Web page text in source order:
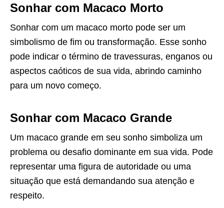
Sonhar com Macaco Morto
Sonhar com um macaco morto pode ser um
simbolismo de fim ou transformação. Esse sonho
pode indicar o término de travessuras, enganos ou
aspectos caóticos de sua vida, abrindo caminho
para um novo começo.
Sonhar com Macaco Grande
Um macaco grande em seu sonho simboliza um
problema ou desafio dominante em sua vida. Pode
representar uma figura de autoridade ou uma
situação que está demandando sua atenção e
respeito.